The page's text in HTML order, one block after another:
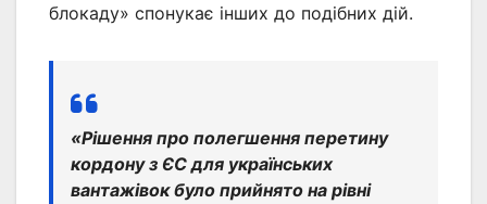
блокаду» спонукає інших до подібних дій.
«Рішення про полегшення перетину
кордону з ЄС для українських
вантажівок було прийнято на рівні